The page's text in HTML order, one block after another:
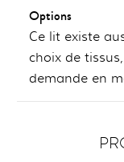
Options
Ce lit existe
choix de
demande en